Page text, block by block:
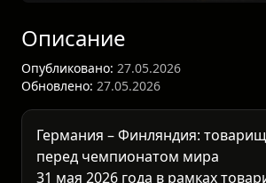
Описание
Опубликовано: 27.05.2026
Обновлено: 27.05.2026
Германия – Финляндия:
перед чемпионатом мира
31 мая 2026 года в рамках